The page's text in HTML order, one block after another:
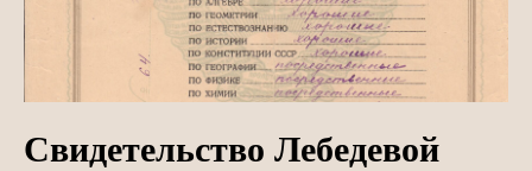
Свидетельство Лебедевой